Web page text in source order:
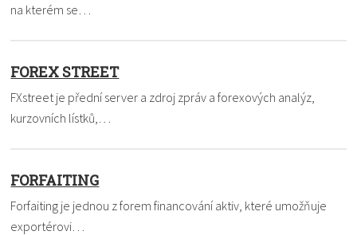
na kterém se…
FOREX STREET
FXstreet je přední server a zdroj zpráv a forexových analýz,
kurzovních lístků,…
FORFAITING
Forfaiting je jednou z forem financování aktiv, které umožňuje
exportérovi…